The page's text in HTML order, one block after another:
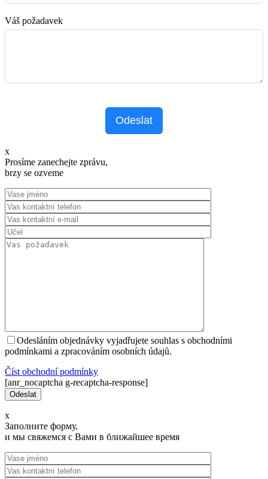
Váš požadavek
Odeslat
x
Prosíme zanechejte zprávu,
brzy se ozveme
Odesláním objednávky vyjadřujete souhlas s obchodními
podmínkami a zpracováním osobních údajů.
Číst оbchodní podmínky
[anr_nocaptcha g-recaptcha-response]
x
Заполните форму,
и мы свяжемся с Вами в ближайшее время